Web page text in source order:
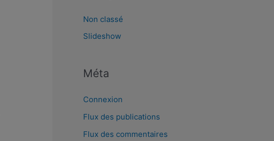
Non classé
Slideshow
Méta
Connexion
Flux des publications
Flux des commentaires